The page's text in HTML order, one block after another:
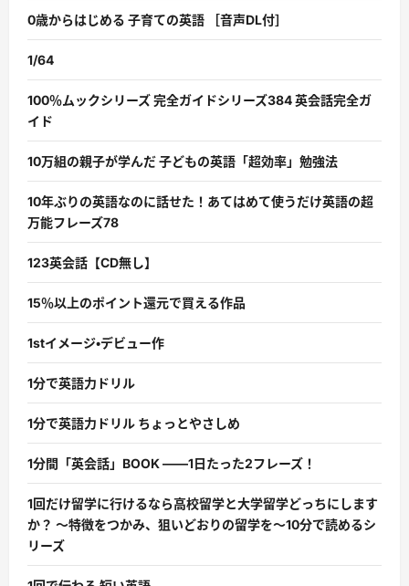
0歳からはじめる 子育ての英語 ［音声DL付］
1/64
100％ムックシリーズ 完全ガイドシリーズ384 英会話完全ガ
イド
10万組の親子が学んだ 子どもの英語「超効率」勉強法
10年ぶりの英語なのに話せた！あてはめて使うだけ英語の超
万能フレーズ78
123英会話【CD無し】
15％以上のポイント還元で買える作品
1stイメージ・デビュー作
1分で英語力ドリル
1分で英語力ドリル ちょっとやさしめ
1分間「英会話」BOOK ――1日たった2フレーズ！
1回だけ留学に行けるなら高校留学と大学留学どっちにします
か？ 〜特徴をつかみ、狙いどおりの留学を〜10分で読めるシ
リーズ